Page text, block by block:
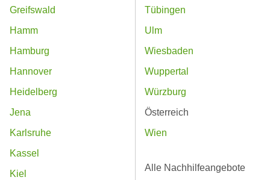
Greifswald
Hamm
Hamburg
Hannover
Heidelberg
Jena
Karlsruhe
Kassel
Kiel
Tübingen
Ulm
Wiesbaden
Wuppertal
Würzburg
Österreich
Wien
Alle Nachhilfeangebote